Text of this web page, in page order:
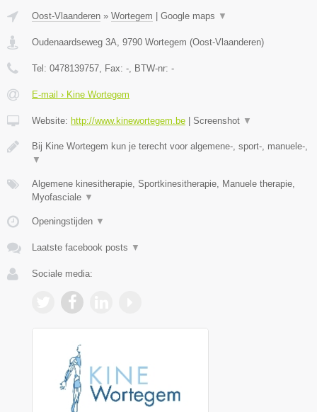
Oost-Vlaanderen » Wortegem Google maps ▼
Oudenaardseweg 3A, 9790 Wortegem (Oost-Vlaanderen)
Tel: 0478139757, Fax: -, BTW-nr: -
E-mail › Kine Wortegem
Website: http://www.kinewortegem.be Screenshot ▼
Bij Kine Wortegem kun je terecht voor algemene-, sport-, manuele-,
▼
Algemene kinesitherapie, Sportkinesitherapie, Manuele therapie,
Myofasciale ▼
Openingstijden ▼
Laatste facebook posts ▼
Sociale media: